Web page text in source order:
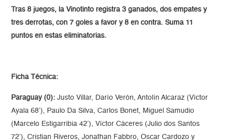
Tras 8 juegos, la Vinotinto registra 3 ganados, dos empates y
tres derrotas, con 7 goles a favor y 8 en contra. Suma 11
puntos en estas eliminatorias.
Ficha Técnica:
Paraguay (0): Justo Villar, Darío Verón, Antolín Alcaraz (Víctor
Ayala 68′), Paulo Da Silva, Carlos Bonet, Miguel Samudio
(Marcelo Estigarribia 42′), Víctor Cáceres (Julio dos Santos
72′), Cristian Riveros, Jonathan Fabbro, Oscar Cardozo y